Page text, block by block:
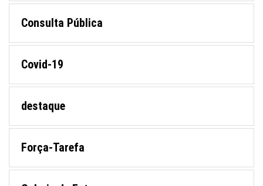
Consulta Pública
Covid-19
destaque
Força-Tarefa